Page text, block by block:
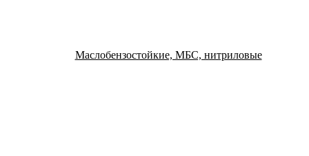
Маслобензостойкие, МБС, нитриловые